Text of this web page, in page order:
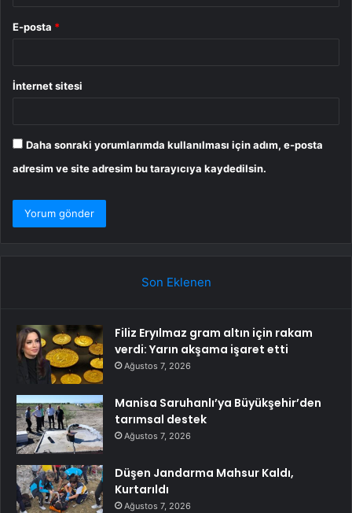
E-posta *
İnternet sitesi
Daha sonraki yorumlarımda kullanılması için adım, e-posta
adresim ve site adresim bu tarayıcıya kaydedilsin.
Son Eklenen
Filiz Eryılmaz gram altın için rakam
verdi: Yarın akşama işaret etti
Ağustos 7, 2026
Manisa Saruhanlı’ya Büyükşehir’den
tarımsal destek
Ağustos 7, 2026
Düşen Jandarma Mahsur Kaldı,
Kurtarıldı
Ağustos 7, 2026